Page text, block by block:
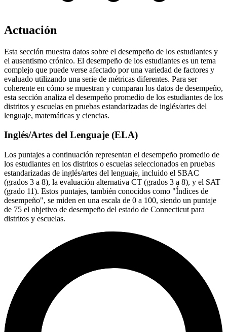
Actuación
Esta sección muestra datos sobre el desempeño de los estudiantes y
el ausentismo crónico. El desempeño de los estudiantes es un tema
complejo que puede verse afectado por una variedad de factores y
evaluado utilizando una serie de métricas diferentes. Para ser
coherente en cómo se muestran y comparan los datos de desempeño,
esta sección analiza el desempeño promedio de los estudiantes de los
distritos y escuelas en pruebas estandarizadas de inglés/artes del
lenguaje, matemáticas y ciencias.
Inglés/Artes del Lenguaje (ELA)
Los puntajes a continuación representan el desempeño promedio de
los estudiantes en los distritos o escuelas seleccionados en pruebas
estandarizadas de inglés/artes del lenguaje, incluido el SBAC
(grados 3 a 8), la evaluación alternativa CT (grados 3 a 8), y el SAT
(grado 11). Estos puntajes, también conocidos como "Índices de
desempeño", se miden en una escala de 0 a 100, siendo un puntaje
de 75 el objetivo de desempeño del estado de Connecticut para
distritos y escuelas.